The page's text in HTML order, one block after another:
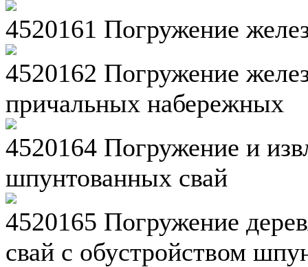
4520161 Погружение
4520162 Погружение
причальных набережных
4520164 Погружение и
шпунтованных свай
4520165 Погружение
свай с обустройством